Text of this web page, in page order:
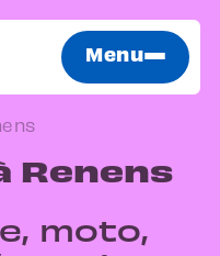
Menu
Renens
moto,